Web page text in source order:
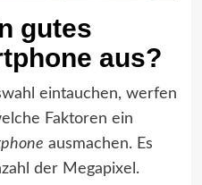
gutes
aus?
eintauchen, werfen
Faktoren ein
ausmachen. Es
der Megapixel.